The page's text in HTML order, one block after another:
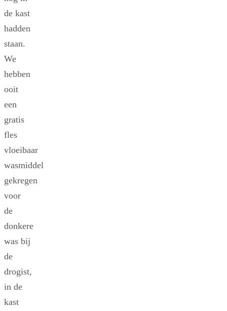
de kast
hadden
staan.
We
hebben
ooit
een
gratis
fles
vloeibaar
wasmiddel
gekregen
voor
de
donkere
was bij
de
drogist,
in de
kast